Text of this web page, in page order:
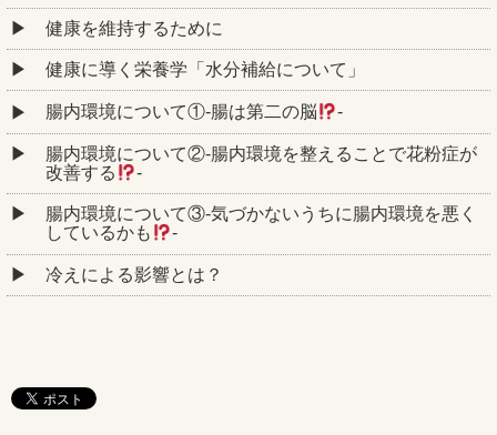
健康を維持するために
健康に導く栄養学「水分補給について」
腸内環境について①‐腸は第二の脳 ‐
腸内環境について②‐腸内環境を整えることで花粉症が
改善する
‐
腸内環境について③‐気づかないうちに腸内環境を悪く
しているかも
‐
冷えによる影響とは？